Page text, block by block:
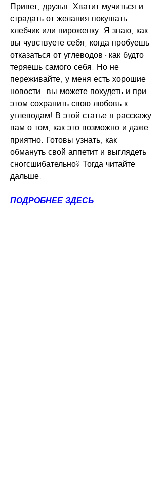
Привет, друзья! Хватит мучиться и
страдать от желания покушать
хлебчик или пироженку! Я знаю, как
вы чувствуете себя, когда пробуешь
отказаться от углеводов - как будто
теряешь самого себя. Но не
переживайте, у меня есть хорошие
новости - вы можете похудеть и при
этом сохранить свою любовь к
углеводам! В этой статье я расскажу
вам о том, как это возможно и даже
приятно. Готовы узнать, как
обмануть свой аппетит и выглядеть
сногсшибательно? Тогда читайте
дальше!
ПОДРОБНЕЕ ЗДЕСЬ